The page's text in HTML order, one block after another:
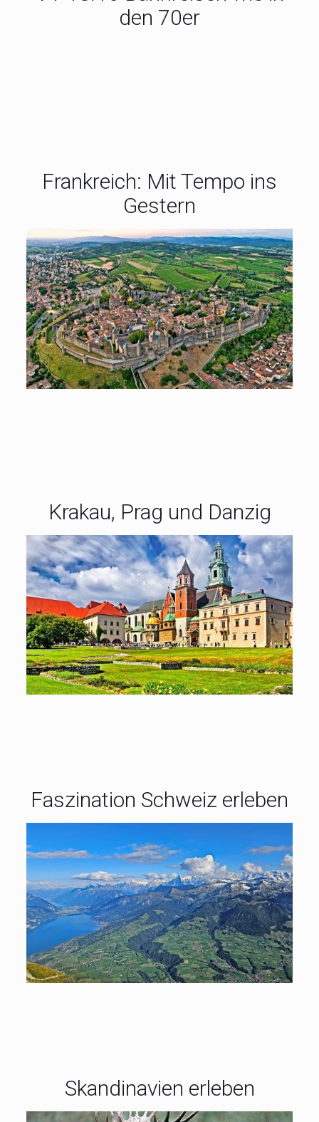
den 70er
Frankreich: Mit Tempo ins
Gestern
Krakau, Prag und Danzig
Faszination Schweiz erleben
Skandinavien erleben